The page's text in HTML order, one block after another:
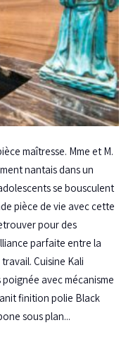
maîtresse. Mme et M.
nantais dans un
se bousculent
pièce de vie avec cette
pour des
parfaite entre la
Cuisine Kali
avec mécanisme
finition polie Black
sous plan...